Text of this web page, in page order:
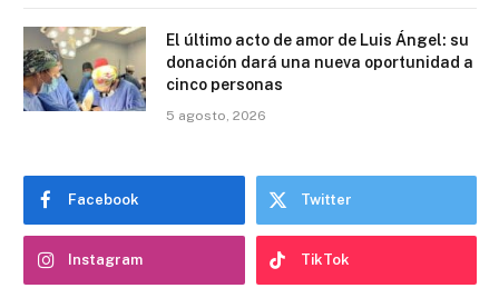
El último acto de amor de Luis Ángel: su
donación dará una nueva oportunidad a
cinco personas
5 agosto, 2026
Facebook Twitter
Instagram TikTok